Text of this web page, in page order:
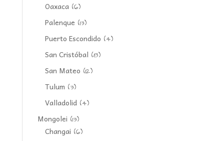
Oaxaca (6)
Palenque (13)
Puerto Escondido (4)
San Cristóbal (8)
San Mateo (12)
Tulum (3)
Valladolid (4)
Mongolei (13)
Changai (6)